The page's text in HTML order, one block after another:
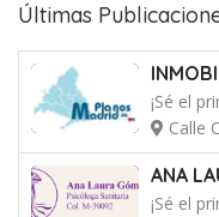
Últimas
¡Sé el
Calle
ANA
¡Sé el